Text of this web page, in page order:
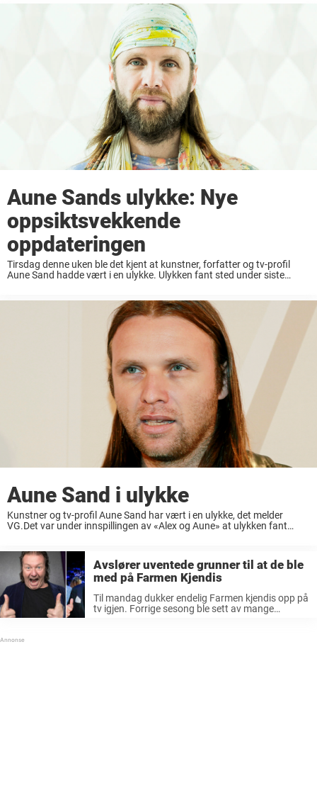
Aune Sands ulykke: Nye
oppsiktsvekkende
oppdateringen
Tirsdag denne uken ble det kjent at kunstner, forfatter og tv-profil
Aune Sand hadde vært i en ulykke. Ulykken fant sted under siste
Aune Sand i ulykke
Kunstner og tv-profil Aune Sand har vært i en ulykke, det melder
VG.Det var under innspillingen av «Alex og Aune» at ulykken fant
Avslører uventede grunner til at de ble
med på Farmen Kjendis
Til mandag dukker endelig Farmen kjendis opp på
tv igjen. Forrige sesong ble sett av mange